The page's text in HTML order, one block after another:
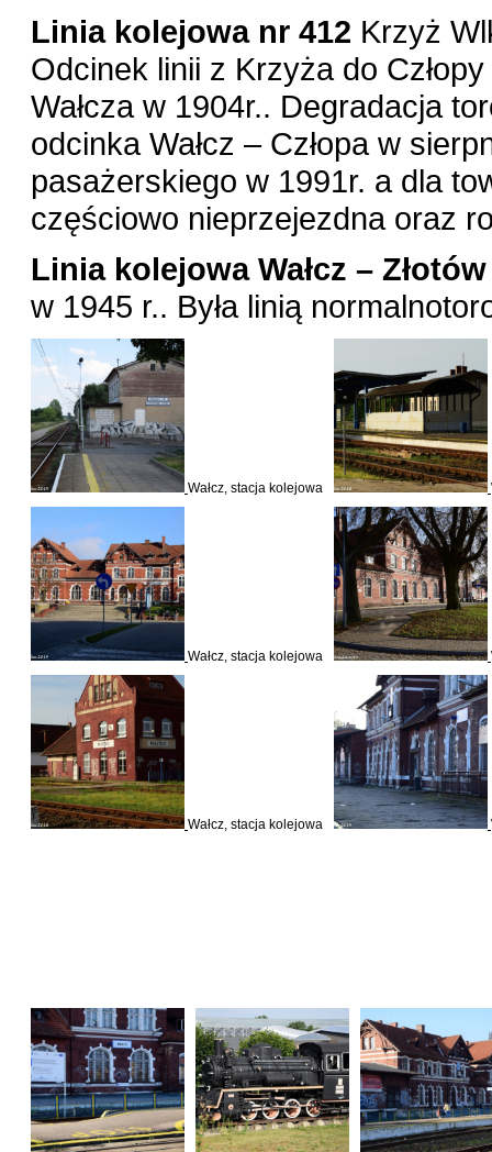
Linia kolejowa nr 412 Krzyż
Odcinek linii z Krzyża do
Wałcza w 1904r.. Degradacja
odcinka Wałcz – Człopa w
pasażerskiego w 1991r. a dla
częściowo nieprzejezdna oraz
Linia kolejowa Wałcz –
w 1945 r.. Była linią
Wałcz, stacja kolejowa
Wałcz, stacja kolejowa
Wałcz, stacja kolejowa